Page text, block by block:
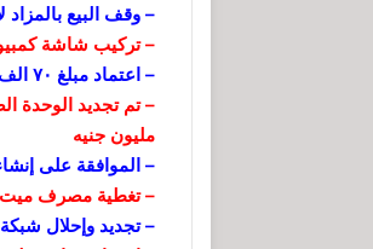
– وقف البيع بالمزاد
– تركيب شاشة
– اعتماد مبلغ ٧٠ الف جنيه للقرية بخصوص مواسير الصرف الصحي وكهرباء
مليون جنيه
– الموافقة على
– تغطية مصرف ميت
– تجديد وإحلال شبكة